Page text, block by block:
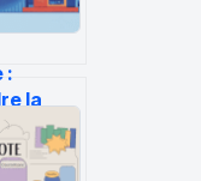
:
la